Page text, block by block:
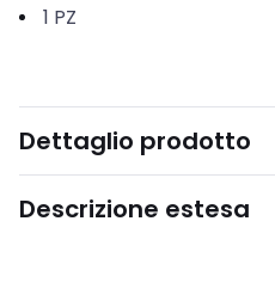
1 PZ
Dettaglio prodotto
Descrizione estesa